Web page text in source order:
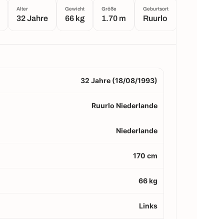
Alter
32 Jahre
Gewicht
66 kg
Größe
1.70 m
Geburtsort
Ruurlo
32 Jahre (18/08/1993)
Ruurlo Niederlande
Niederlande
170 cm
66 kg
Links